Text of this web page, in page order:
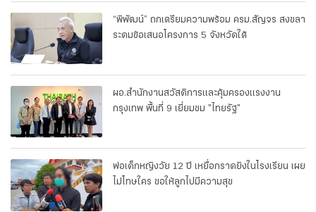
“พิพัฒน์” ถกเตรียมความพร้อม ครม.สัญจร สงขลา
ระดมข้อเสนอโครงการ 5 จังหวัดใต้
ผอ.สำนักงานสวัสดิการและคุ้มครองแรงงาน
กรุงเทพ พื้นที่ 9 เยี่ยมชม "ไทยรัฐ"
พ่อเด็กหญิงวัย 12 ปี เหยื่อกราดยิงในโรงเรียน เผย
ไม่โทษใคร ขอให้ลูกไปมีความสุข